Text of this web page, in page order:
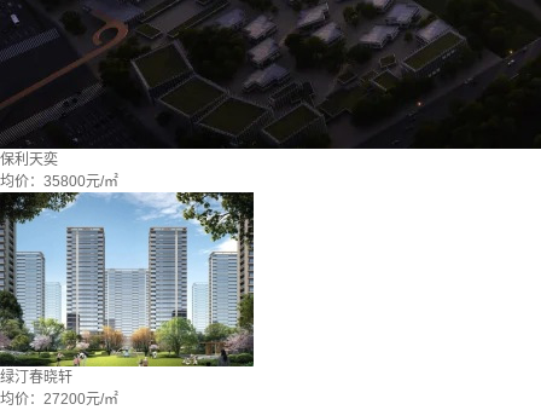
保利天奕
均价： 35800元/㎡
绿汀春晓轩
均价： 27200元/㎡